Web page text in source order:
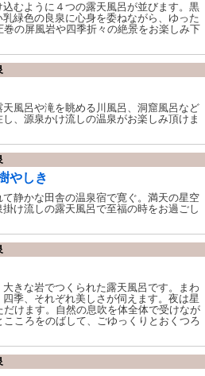
込むように４つの露天風呂が並びます。黒
乳緑色の良泉に心身を委ねながら、ゆった
の屏風岩や四季折々の絶景をお楽しみ下
風呂や滝を眺める川風呂、洞窟風呂など
、源泉かけ流しの温泉がお楽しみ頂けま
やしき
静かな田舎の温泉宿で寛ぐ。満天の星空
け流しの露天風呂で至福の時をお過ごし
きな岩でつくられた露天風呂です。まわ
四季、それぞれ美しさが伺えます。夜は星
けます。自然の息吹を体全体で受けなが
ころをのばして、ごゆっくりとおくつろ